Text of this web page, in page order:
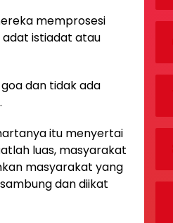
memprosesi
adat istiadat atau
dan tidak ada
itu menyertai
luas, masyarakat
masyarakat yang
dan diikat